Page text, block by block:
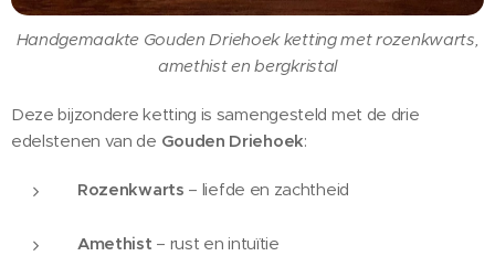
Handgemaakte Gouden Driehoek ketting met rozenkwarts,
amethist en bergkristal
Deze bijzondere ketting is samengesteld met de drie
edelstenen van de Gouden Driehoek:
Rozenkwarts – liefde en zachtheid
Amethist – rust en intuïtie